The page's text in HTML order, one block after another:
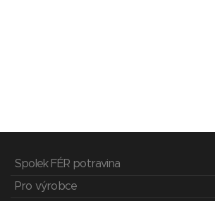
Spolek FÉR potravina
Pro výrobce